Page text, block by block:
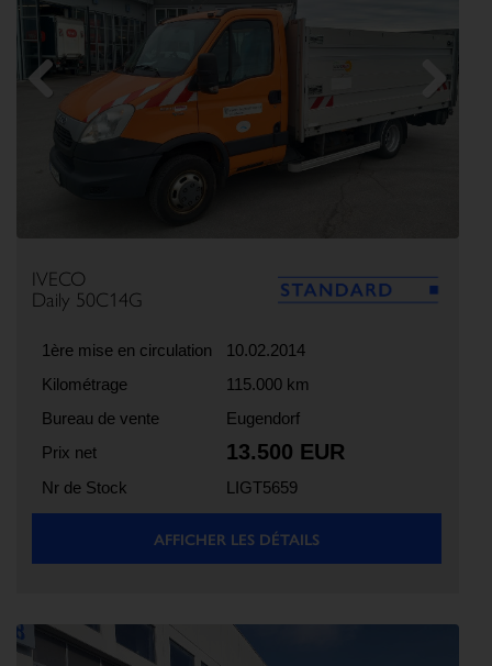
Previous Next
IVECO
Daily 50C14G
1ère mise en circulation
10.02.2014
Kilométrage
115.000 km
Bureau de vente
Eugendorf
Prix net
13.500 EUR
Nr de Stock LIGT5659
AFFICHER LES DÉTAILS